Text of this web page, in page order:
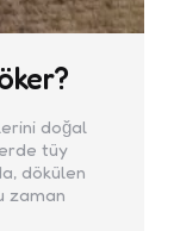
doğal
tüy
dökülen
zaman